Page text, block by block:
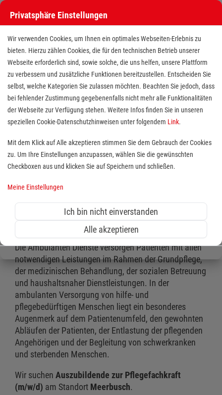
Ausbildung Pflegefachkraft
(m/w/d) im betreuten Wohnen
Standort(e):Meerbusch
Auto? Dann bist du hier genau richtig! Wir suchen für
den Ausbildungsstart im Herbst oder Frühjar wieder
neue Auszubildende zum/zurPflegefachmann/
(m/w/d).
Die Ambulanten Dienste versorgen Patienten mit allen
notwendigen Leistungen im Rahmen der Grundpflege,
der medizinischen Behandlung, der sozialen Betreuung
und haushaltsnaher Dienstleistungen. In der
ambulanten Versorgung von hilfe- und
pflegebedürftigen Menschen liegt ein besonderes
Augenmerk auf dem Patientenumfeld, den gewohnten
Abläufen der Patienten, der Entlastung der pflegenden
Angehörigen und der Begleitung von schwerkranken
und sterbenden Menschen.
Wir suchen Auszubildende zur Pflegefachkraft
(m/w/d) am Standort Meerbusch.
Privatsphäre Einstellungen
Wir verwenden Cookies, um Ihnen ein optimales Webseiten-Erlebnis zu
bieten. Hierzu zählen Cookies, die für den technischen Betrieb unserer
Webseite erforderlich sind, sowie solche, die uns helfen, unsere Plattform
zu verbessern und zusätzliche Funktionen bereitzustellen. Entscheiden Sie
selbst, welche Kategorien Sie zulassen möchten. Beachten Sie jedoch, dass
bei fehlender Zustimmung gegebenenfalls nicht mehr alle Funktionalitäten
der Webseite zur Verfügung stehen. Weitere Infos finden Sie in unseren
speziellen Cookie-Datenschutzhinweisen unter folgendem Link.
Mit dem Klick auf Alle akzeptieren stimmen Sie dem Gebrauch der Cookies
zu. Um Ihre Einstellungen anzupassen, wählen Sie die gewünschten
Checkboxen aus und klicken Sie auf Speichern und schließen.
Meine Einstellungen
Ich bin nicht einverstanden
Alle akzeptieren